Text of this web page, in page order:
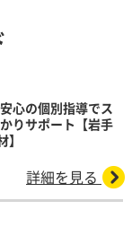
心の個別指導でス
りサポート【岩手
詳細を見る